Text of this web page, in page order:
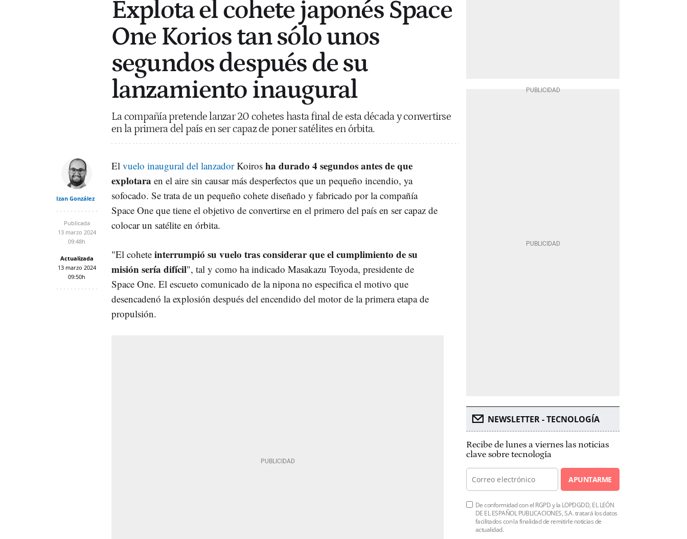
Explota el cohete japonés Space
One Korios tan sólo unos
segundos después de su
lanzamiento inaugural
La compañía pretende lanzar 20 cohetes hasta final de esta década y convertirse
en la primera del país en ser capaz de poner satélites en órbita.
Izan González
Publicada
13 marzo 2024
09:48h
Actualizada
13 marzo 2024
09:50h
El vuelo inaugural del lanzadorKoiros ha durado 4 segundos antes de que
explotara en el aire sin causar más desperfectos que un pequeño incendio, ya
sofocado. Se trata de un pequeño cohete diseñado y fabricado por la compañía
Space One que tiene el objetivo de convertirse en el primero del país en ser capaz de
colocar un satélite en órbita.
"El cohete interrumpió su vuelo tras considerar que el cumplimiento de su
misión sería difícil", tal y como ha indicado Masakazu Toyoda, presidente de
Space One. El escueto comunicado de la nipona no especifica el motivo que
desencadenó la explosión después del encendido del motor de la primera etapa de
propulsión.
NEWSLETTER - TECNOLOGÍA
Recibe de lunes a viernes las noticias
clave sobre tecnología
APUNTARME
De conformidad con el RGPD y la LOPDGDD, EL LEÓN
DE EL ESPAÑOL PUBLICACIONES, S.A. tratará los datos
facilitados con la finalidad de remitirle noticias de
actualidad.